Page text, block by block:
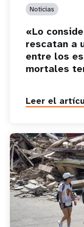
Noticias
«Lo
rescatan a
entre los
mortales
Leer el